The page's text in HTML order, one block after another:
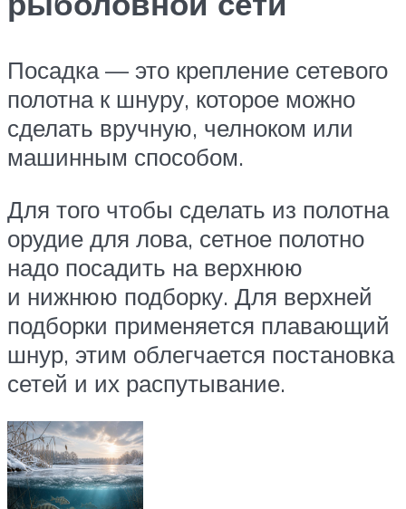
Посадка — это крепление сетевого
полотна к шнуру, которое можно
сделать вручную, челноком или
машинным способом.
Для того чтобы сделать из полотна
орудие для лова, сетное полотно
надо посадить на верхнюю
и нижнюю подборку. Для верхней
подборки применяется плавающий
шнур, этим облегчается постановка
сетей и их распутывание.